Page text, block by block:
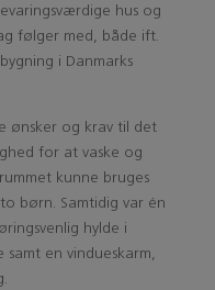
hus og
følger med, både ift.
i Danmarks
ønsker og krav til det
for at vaske og
kunne bruges
børn. Samtidig var én
hylde i
en vindueskarm,